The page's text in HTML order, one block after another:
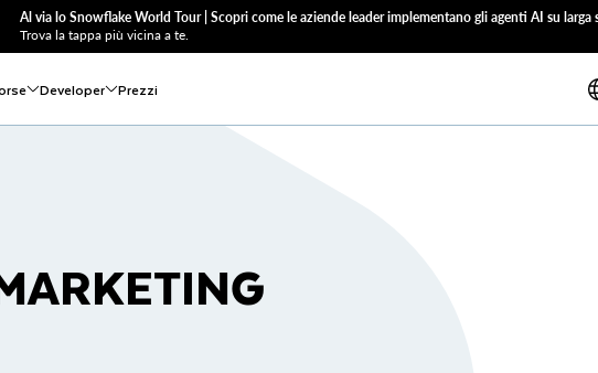
Al via lo Snowflake World Tour | Scopri come le aziende leader implementano gli agenti AI su larga
Trova la tappa più vicina a te.
Developer Prezzi